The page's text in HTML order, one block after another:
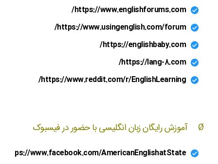
https://www.englishforums.com/
https://www.usingenglish.com/forum/
https://englishbaby.com/
https://lang-8.com/
https://www.reddit.com/r/EnglishLearning/
Ø آموزش رایگان زبان انگلیسی با حضور در فیسبوک
https://www.facebook.com/AmericanEnglishatState/